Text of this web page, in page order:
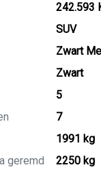
242.593
SUV
Zwart
Zwart
5
7
1991 kg
geremd
2250 kg